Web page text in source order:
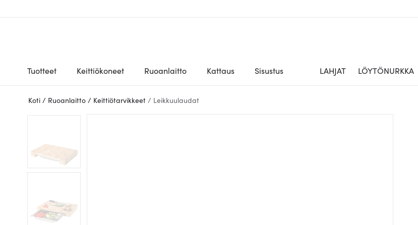
Tuotteet Keittiökoneet Ruoanlaitto Kattaus Sisustus LAHJAT LÖYTÖNURKKA
Koti / Ruoanlaitto / Keittiötarvikkeet / Leikkuulaudat